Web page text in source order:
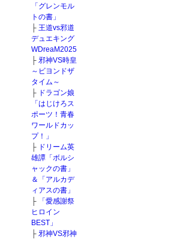
「グレンモル
トの書」
├ 王道vs邪道
デュエキング
WDreaM2025
├ 邪神VS時皇
～ビヨンドザ
タイム～
├ ドラゴン娘
「はじけろス
ポーツ！青春
ワールドカッ
プ！」
├ ドリーム英
雄譚「ボルシ
ャックの書」
＆「アルカデ
ィアスの書」
├
「愛感謝祭
ヒロイン
BEST」
├ 邪神VS邪神